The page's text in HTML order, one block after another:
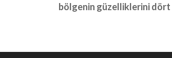
bölgenin güzelliklerini